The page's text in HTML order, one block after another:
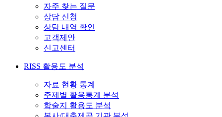
자주 찾는 질문
상담 신청
상담 내역 확인
고객제안
신고센터
RISS 활용도 분석
자료 현황 통계
주제별 활용통계 분석
학술지 활용도 분석